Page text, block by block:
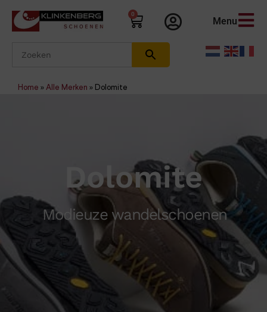
0
Menu
Home » Alle Merken » Dolomite
Dolomite
Modieuze wandelschoenen